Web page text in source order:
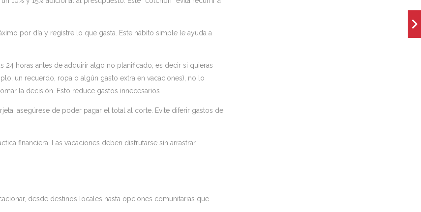
por día y registre lo que gasta. Este hábito simple le ayuda a
24 horas antes de adquirir algo no planificado; es decir si quieras
un recuerdo, ropa o algún gasto extra en vacaciones), no lo
la decisión. Esto reduce gastos innecesarios.
asegúrese de poder pagar el total al corte. Evite diferir gastos de
financiera. Las vacaciones deben disfrutarse sin arrastrar
desde destinos locales hasta opciones comunitarias que